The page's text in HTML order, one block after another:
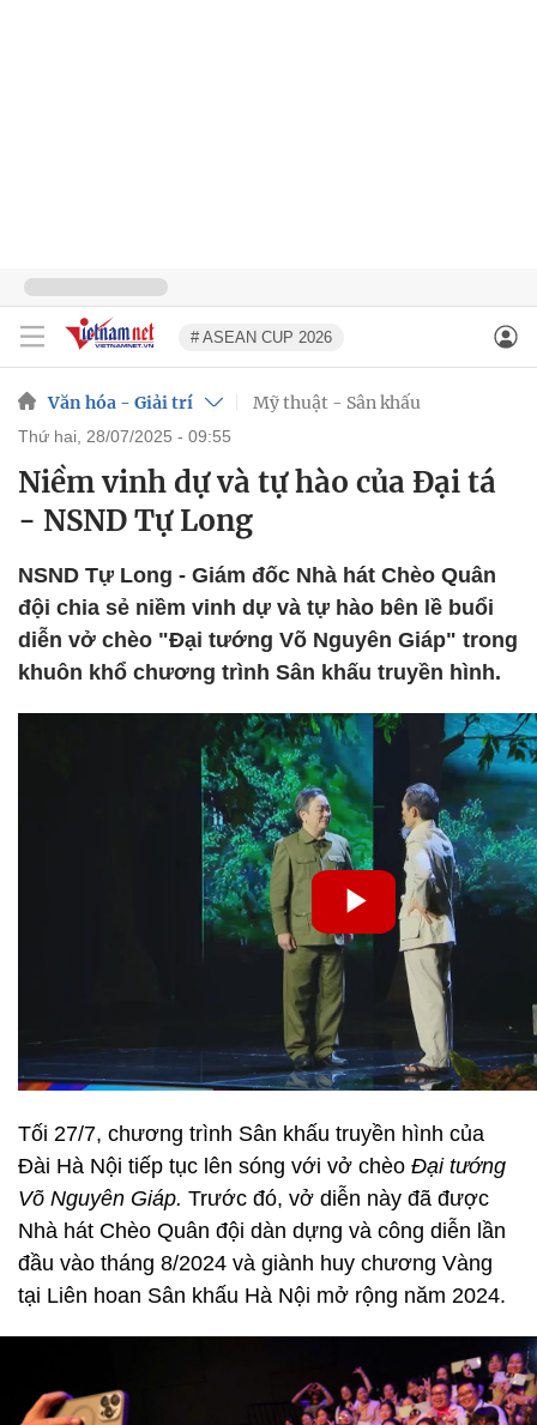
# ASEAN CUP 2026
Văn hóa - Giải trí Mỹ thuật - Sân khấu
thứ hai, 28/07/2025 - 09:55
Niềm vinh dự và tự hào của Đại tá
- NSND Tự Long
NSND Tự Long - Giám đốc Nhà hát Chèo Quân
đội chia sẻ niềm vinh dự và tự hào bên lề buổi
diễn vở chèo "Đại tướng Võ Nguyên Giáp" trong
khuôn khổ chương trình Sân khấu truyền hình.
Tối 27/7, chương trình Sân khấu truyền hình của
Đài Hà Nội tiếp tục lên sóng với vở chèo Đại tướng
Võ Nguyên Giáp. Trước đó, vở diễn này đã được
Nhà hát Chèo Quân đội dàn dựng và công diễn lần
đầu vào tháng 8/2024 và giành huy chương Vàng
tại Liên hoan Sân khấu Hà Nội mở rộng năm 2024.